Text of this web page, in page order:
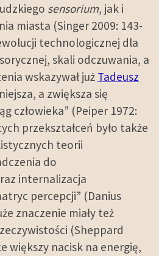
sensorium, jak i
miasta (Singer 2009: 143-
technologicznej dla
skali odczuwania, a
wskazywał już Tadeusz
a zwiększa się
człowieka” (Peiper 1972:
przekształceń było także
teorii
do
internalizacja
percepcji” (Danius
znaczenie miały też
(Sheppard
większy nacisk na energię,